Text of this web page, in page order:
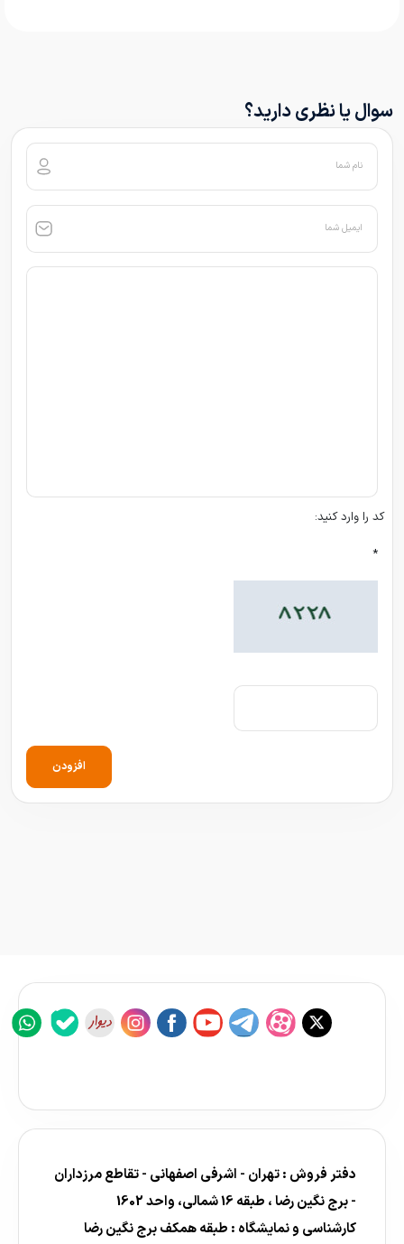
سوال یا نظری دارید؟
نام شما
ایمیل شما
کد را وارد کنید:
*
افزودن
دفتر فروش : تهران - اشرفی اصفهانی - تقاطع مرزداران
- برج نگین رضا ، طبقه 16 شمالی، واحد 1602
کارشناسی و نمایشگاه : طبقه همکف برج نگین رضا